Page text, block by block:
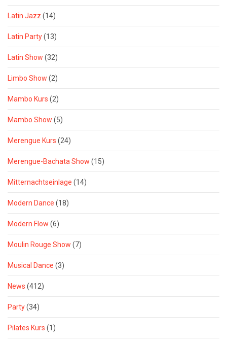
Latin Jazz (14)
Latin Party(13)
Latin Show (32)
Limbo Show (2)
Mambo Kurs (2)
Mambo Show (5)
Merengue Kurs (24)
Merengue-Bachata Show (15)
Mitternachtseinlage (14)
Modern Dance (18)
Modern Flow (6)
Moulin Rouge Show (7)
Musical Dance (3)
News (412)
Party(34)
Pilates Kurs (1)